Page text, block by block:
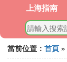
上海指南
當前位置： 首頁 »